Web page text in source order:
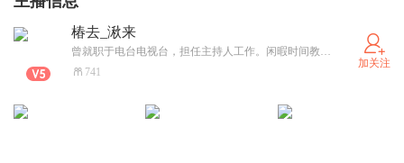
椿去_湫来
曾就职于电台电视台，担任主持人工作。闲暇时间教教钢琴，社交悍匪。 欢迎大家留言，点赞，关注，订阅
741
加关注